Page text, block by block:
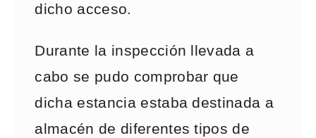
dicho acceso.
Durante la inspección llevada a
cabo se pudo comprobar que
dicha estancia estaba destinada a
almacén de diferentes tipos de